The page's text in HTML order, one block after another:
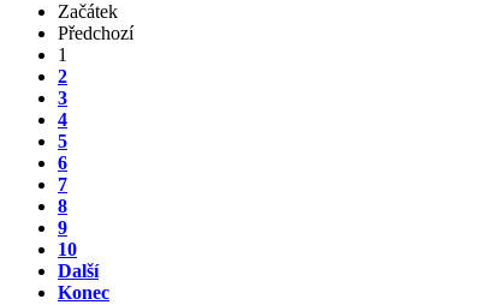
Začátek
Předchozí
1
2
3
4
5
6
7
8
9
10
Další
Konec